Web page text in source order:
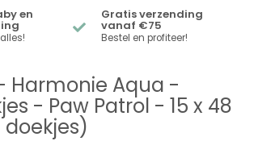
en Gratis verzending
vanaf €75
Bestel en profiteer!
Harmonie Aqua -
- Paw Patrol - 15 x 48
doekjes)